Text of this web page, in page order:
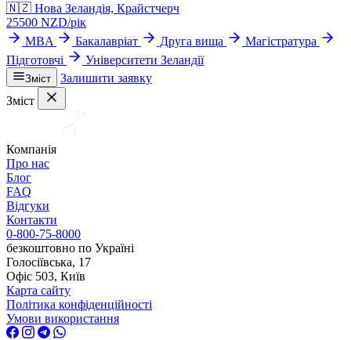
🇳🇿 Нова Зеландія, Крайстчерч
25500 NZD/рік
MBA
Бакалавріат Друга вища
Магістратура
Підготовчі
Університети Зеландії
Зміст
Залишити заявку
Зміст
Компанія
Про нас
Блог
FAQ
Відгуки
Контакти
0-800-75-8000
безкоштовно по Україні
Голосіївська, 17
Офіс 503, Київ
Карта сайту
Політика конфіденційності
Умови використання